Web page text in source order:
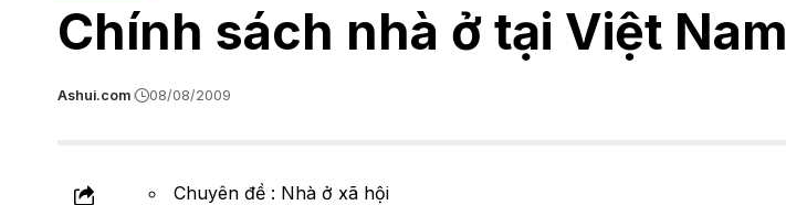
Chính sách nhà ở tại Việt Nam
Ashui.com 08/08/2009
Chuyên đề : Nhà ở xã hội